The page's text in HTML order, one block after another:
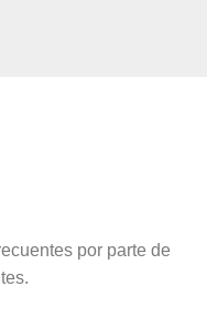
por parte de